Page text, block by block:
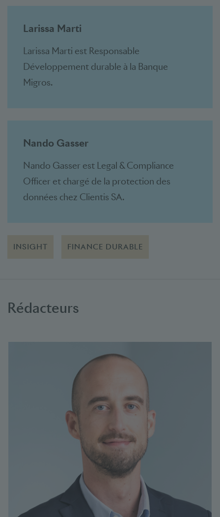
Larissa Marti
Larissa Marti est Responsable
Développement durable à la Banque
Migros.
Nando Gasser
Nando Gasser est Legal & Compliance
Officer et chargé de la protection des
données chez Clientis SA.
INSIGHT FINANCE DURABLE
Rédacteurs